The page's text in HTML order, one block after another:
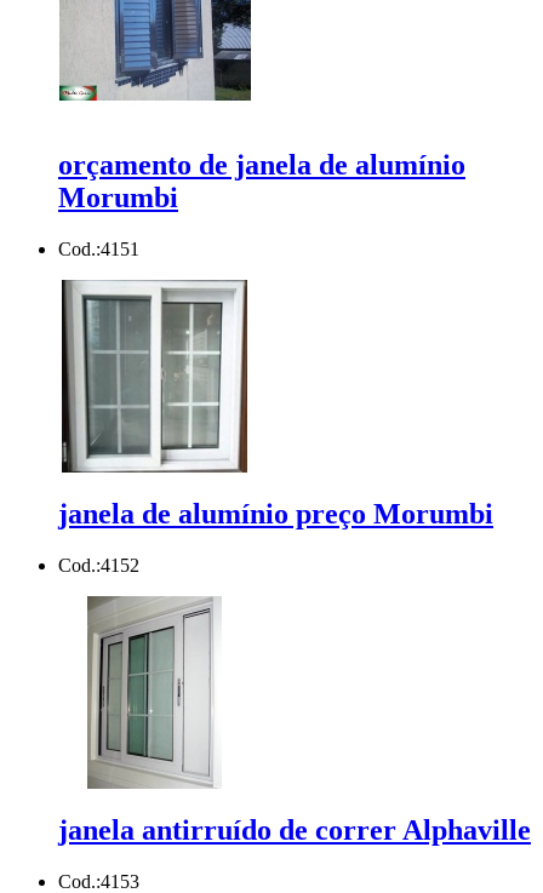
orçamento de janela de alumínio
Morumbi
Cod.:4151
janela de alumínio preço Morumbi
Cod.:4152
janela antirruído de correr Alphaville
Cod.:4153